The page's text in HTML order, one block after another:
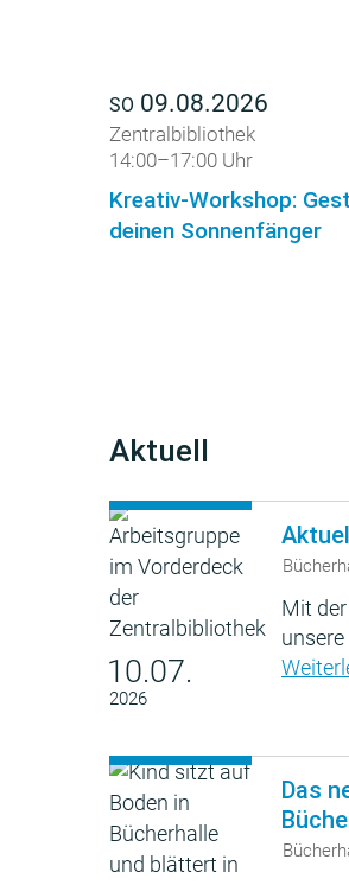
SO 09.08.2026
Zentralbibliothek
14:00–17:00 Uhr
Kreativ-Workshop:
deinen Sonnenfänger
Aktuell
10.07.
2026
Mit
Das